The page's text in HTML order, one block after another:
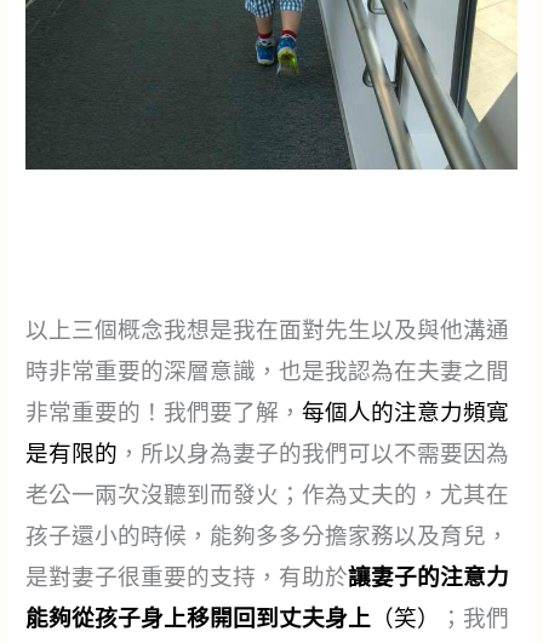
以上三個概念我想是我在面對先生以及與他溝通
時非常重要的深層意識，也是我認為在夫妻之間
非常重要的！我們要了解，每個人的注意力頻寬
是有限的 ，所以身為妻子的我們可以不需要因為
老公一兩次沒聽到而發火；作為丈夫的，尤其在
孩子還小的時候，能夠多多分擔家務以及育兒，
是對妻子很重要的支持，有助於讓妻子的注意力
能夠從孩子身上移開回到丈夫身上 （笑）
；我們